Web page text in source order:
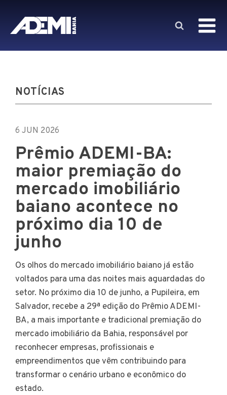
NOTÍCIAS
6 JUN 2026
Prêmio ADEMI-BA:
maior premiação do
mercado imobiliário
baiano acontece no
próximo dia 10 de
junho
Os olhos do mercado imobiliário baiano já estão
voltados para uma das noites mais aguardadas do
setor. No próximo dia 10 de junho, a Pupileira, em
Salvador, recebe a 29ª edição do Prêmio ADEMI-
BA, a mais importante e tradicional premiação do
mercado imobiliário da Bahia, responsável por
reconhecer empresas, profissionais e
empreendimentos que vêm contribuindo para
transformar o cenário urbano e econômico do
estado.